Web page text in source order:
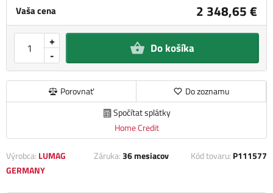
Vaša cena 2 348,65 €
-
+ Do košíka
Porovnať
Do zoznamu
Spočítat splátky
Home Credit
Výrobca: LUMAG
GERMANY
Záruka:36 mesiacov Kód tovaru: P111577